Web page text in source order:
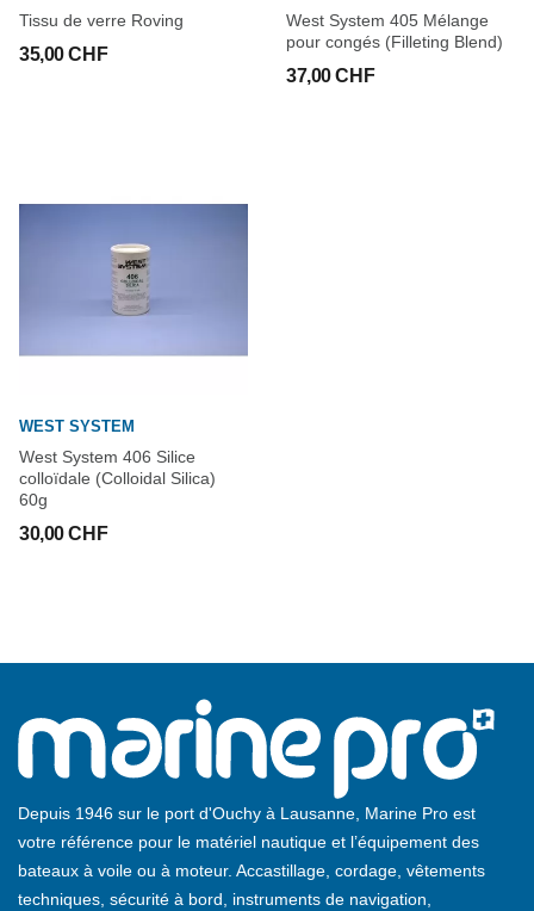
Tissu de verre Roving
35,00 CHF
West System 405 Mélange
pour congés (Filleting Blend)
37,00 CHF
WEST SYSTEM
West System 406 Silice
colloïdale (Colloidal Silica)
60g
30,00 CHF
Depuis 1946 sur le port d'Ouchy à Lausanne, Marine Pro est
votre référence pour le matériel nautique et l’équipement des
bateaux à voile ou à moteur. Accastillage, cordage, vêtements
techniques, sécurité à bord, instruments de navigation,